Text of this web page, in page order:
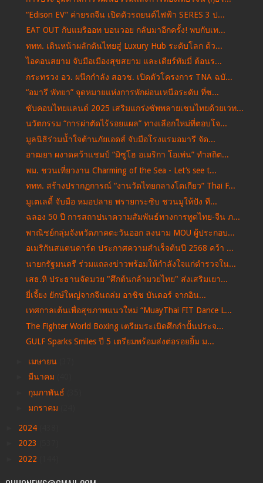
“Edison EV” ค่ายรถจีน เปิดตัวรถยนต์ไฟฟ้า SERES 3 ป...
EAT OUT กับแมริออท บอนวอย กลับมาอีกครั้ง! พบกับเท...
ททท. เดินหน้าผลักดันไทยสู่ Luxury Hub ระดับโลก ด้ว...
ไอคอนสยาม จับมือเมืองสุขสยาม และเดียร์ทัมมี่ ต้อนร...
กระทรวง อว. ผนึกกำลัง สอวช. เปิดตัวโครงการ TNA ฉบั...
“อมารี พัทยา” จุดหมายแห่งการพักผ่อนเหนือระดับ ที่ซ...
ซับคอนไทยแลนด์ 2025 เสริมแกร่งซัพพลายเชนไทยด้วยเวท...
นวัตกรรม “การผ่าตัดไร้รอยแผล” ทางเลือกใหม่ที่ตอบโจ...
มูลนิธิร่วมน้ำใจต้านภัยเอดส์ จับมือโรงแรมอมารี จัด...
อาฒยา ผงาดคว้าแชมป์ “มิซูโฮ อเมริกา โอเพ่น” ทำสถิต...
พม. ชวนเที่ยวงาน Charming of the Sea - Let’s see t...
ททท. สร้างปรากฏการณ์ “งานวัดไทยกลางโตเกียว” Thai F...
มูเตเลดี้ จับมือ หมอปลาย พรายกระซิบ ชวนมูให้ปัง ที...
ฉลอง 50 ปี การสถาปนาความสัมพันธ์ทางการทูตไทย-จีน ภ...
พาณิชย์กลุ่มจังหวัดภาคตะวันออก ลงนาม MOU ผู้ประกอบ...
อเมริกันสแตนดาร์ด ประกาศความสำเร็จต้นปี 2568 คว้า ...
นายกรัฐมนตรี ร่วมแถลงข่าวพร้อมให้กำลังใจแก่ตำรวจใน...
เสธ.หิ ประธานจัดมวย "ศึกต้นกล้ามวยไทย" ส่งเสริมเยา...
ยี่เจี้ยง ยักษ์ใหญ่จากจีนถล่ม อาชิช บันดอร์ จากอิน...
เทศกาลเต้นเพื่อสุขภาพแนวใหม่ “MuayThai FIT Dance L...
The Fighter World Boxing เตรียมระเบิดศึกกำปั้นประจ...
GULF Sparks Smiles ปี 5 เตรียมพร้อมส่งต่อรอยยิ้ม ม...
เมษายน
มีนาคม
กุมภาพันธ์
มกราคม
2024
2023
2022